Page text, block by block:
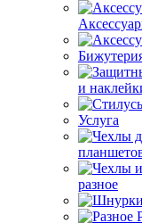
и
Услуга
разное